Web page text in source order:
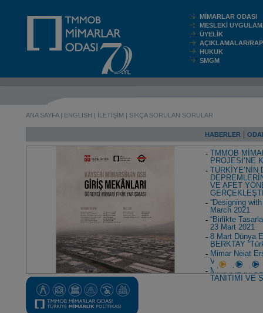
MİMARLAR ODASI
MESLEKİ
ÜYELİK
AÇIKLAMALAR/
HUKUK
SMGM
ANA SAYFA| ENGLISH | İLETİŞİM | SIKÇA SORULAN SORULAR
HABERLER |
TMMOB
PROJESİ’NE
TÜRKİYE’NİN
VE AFET
“Designing
March 2021
“Birlikte
23 Mart 2021
8 Mart Dünya
BERKTAY
Mimar Nejat
Veritabanı
MİMARLAR
TANITIMI VE